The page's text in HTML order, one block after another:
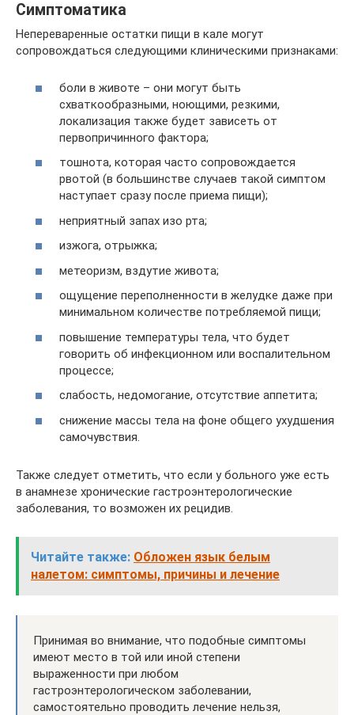
Симптоматика
Непереваренные остатки пищи в кале могут
сопровождаться следующими клиническими признаками:
боли в животе – они могут быть
схваткообразными, ноющими, резкими,
локализация также будет зависеть от
первопричинного фактора;
тошнота, которая часто сопровождается
рвотой (в большинстве случаев такой симптом
наступает сразу после приема пищи);
неприятный запах изо рта;
изжога, отрыжка;
метеоризм, вздутие живота;
ощущение переполненности в желудке даже при
минимальном количестве потребляемой пищи;
повышение температуры тела, что будет
говорить об инфекционном или воспалительном
процессе;
слабость, недомогание, отсутствие аппетита;
снижение массы тела на фоне общего ухудшения
самочувствия.
Также следует отметить, что если у больного уже есть
в анамнезе хронические гастроэнтерологические
заболевания, то возможен их рецидив.
Читайте также: Обложен язык белым
налетом: симптомы, причины и лечение
Принимая во внимание, что подобные симптомы
имеют место в той или иной степени
выраженности при любом
гастроэнтерологическом заболевании,
самостоятельно проводить лечение нельзя,